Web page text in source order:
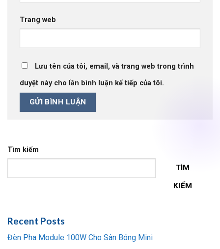
Trang web
Lưu tên của tôi, email, và trang web trong trình
duyệt này cho lần bình luận kế tiếp của tôi.
Tìm kiếm
TÌM
KIẾM
Recent Posts
Đèn Pha Module 100W Cho Sân Bóng Mini